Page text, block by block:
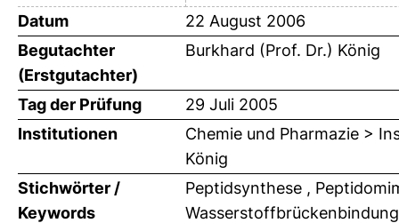
Datum
22 August 2006
Begutachter
(Erstgutachter)
Burkhard (Prof. Dr.) König
Tag der Prüfung
29 Juli 2005
Institutionen
Chemie und Pharmazie >
König
Stichwörter /
Keywords
Peptidsynthese ,